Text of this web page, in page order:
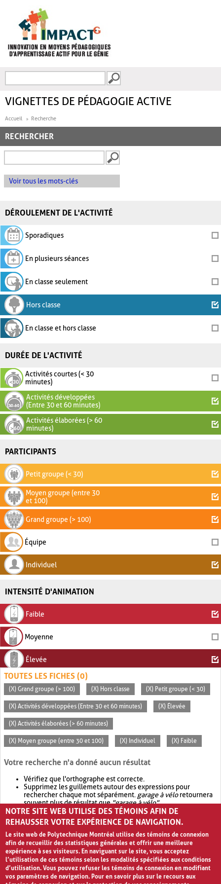
FORMULAIRE DE
VIGNETTES DE PÉDAGOGIE ACTIVE
Accueil Recherche
RECHERCHER
Voir tous les mots-clés
DÉROULEMENT DE L'ACTIVITÉ
Sporadiques
En plusieurs séances
En classe seulement
Hors classe
En classe et hors classe
DURÉE DE L'ACTIVITÉ
Activités courtes (< 30
minutes)
Activités développées
(Entre 30 et 60 minutes)
Activités élaborées (> 60
minutes)
PARTICIPANTS
Petit groupe (< 30)
Moyen groupe (entre 30
et 100)
Grand groupe (> 100)
Équipe
Individuel
INTENSITÉ D'ANIMATION
Faible
Moyenne
Élevée
TOUTES LES FICHES (0)
(X) Grand groupe (> 100) (X) Hors classe (X) Petit groupe (< 30)
(X) Activités développées (Entre 30 et 60 minutes) (X) Élevée
(X) Activités élaborées (> 60 minutes)
(X) Moyen groupe (entre 30 et 100) (X) Individuel (X) Faible
Votre recherche n'a donné aucun résultat
Vérifiez que l'orthographe est correcte.
Supprimez les guillemets autour des expressions pour
rechercher chaque mot séparément. garage à véloretournera
souvent plus de résultat que"garage à vélo".
Envisagez d'élargir votre recherche avec OR.garage OR vélo
retournera souvent plus de résultat quegarage à vélo
NOTRE SITE WEB UTILISE DES TÉMOINS AFIN DE
REHAUSSER VOTRE EXPÉRIENCE DE NAVIGATION.
Le site web de Polytechnique Montréal utilise des témoins de connexion
afin de recueillir des statistiques générales et offrir une meilleure
expérience à ses visiteurs. En naviguant sur le site, vous acceptez
l’utilisation de ces témoins selon les modalités spécifiées aux conditions
d’utilisation. Vous pouvez refuser les témoins de connexion en modifiant
vos paramètres de navigation. Pour en savoir plus sur le recours aux